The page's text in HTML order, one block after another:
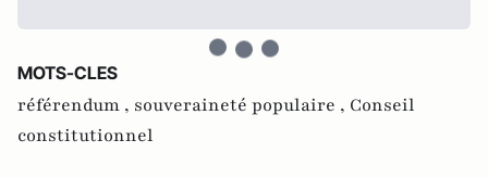
MOTS-CLES
référendum , souveraineté populaire , Conseil
constitutionnel